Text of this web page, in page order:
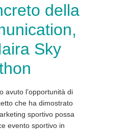
della
Sky
avuto l’opportunità di
che ha dimostrato
sportivo possa
evento sportivo in